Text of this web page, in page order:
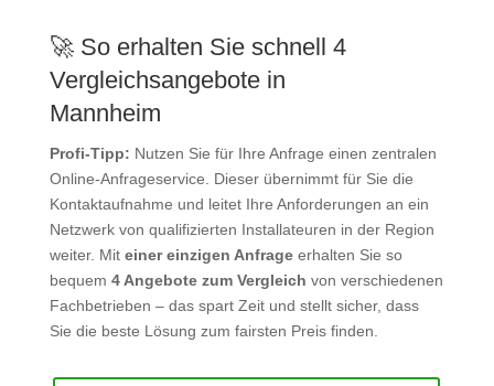
🚀 So erhalten Sie schnell 4
Vergleichsangebote in
Mannheim
Profi-Tipp: Nutzen Sie für Ihre Anfrage einen zentralen
Online-Anfrageservice. Dieser übernimmt für Sie die
Kontaktaufnahme und leitet Ihre Anforderungen an ein
Netzwerk von qualifizierten Installateuren in der Region
weiter. Mit einer einzigen Anfrageerhalten Sie so
bequem 4 Angebote zum Vergleich von verschiedenen
Fachbetrieben – das spart Zeit und stellt sicher, dass
Sie die beste Lösung zum fairsten Preis finden.